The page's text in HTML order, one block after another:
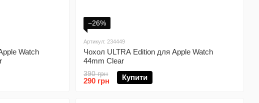
Watch
−26%
Артикул: 234449
Чохол ULTRA Edition для Apple Watch
44mm Clear
390 грн
290 грн Купити